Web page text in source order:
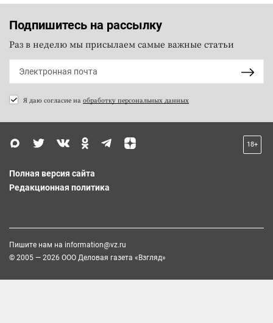
Подпишитесь на рассылку
Раз в неделю мы присылаем самые важные статьи
Я даю согласие на обработку персональных данных
18+
Полная версия сайта
Редакционная политика
Пишите нам на information@vz.ru
© 2005 — 2026 ООО Деловая газета «Взгляд»